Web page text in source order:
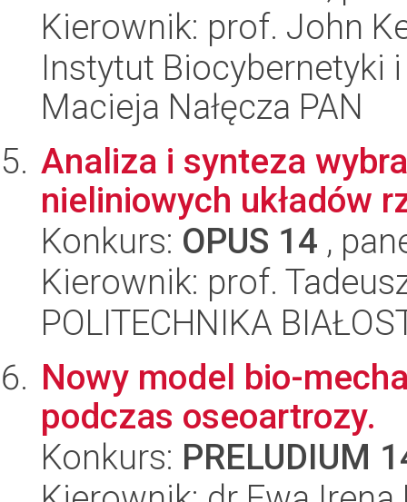
Kierownik: prof. John
Instytut Biocybernetyki
Macieja Nałęcza PAN
Analiza i synteza
nieliniowych układów
Konkurs: OPUS 14 ,
Kierownik: prof.
POLITECHNIKA
Nowy model bio-
podczas oseoartrozy.
Konkurs: PRELUDIUM